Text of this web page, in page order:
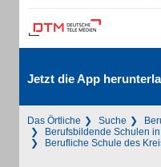
Jetzt die App
Das Örtliche Suche
Berufsbildende Schulen
Berufliche Schule des